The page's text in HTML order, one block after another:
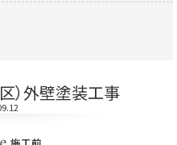
）外壁塗装工事